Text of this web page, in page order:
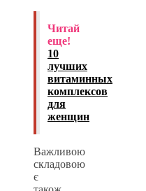
Читай
еще!
10
лучших
витаминных
комплексов
для
женщин
Важливою
складовою
є